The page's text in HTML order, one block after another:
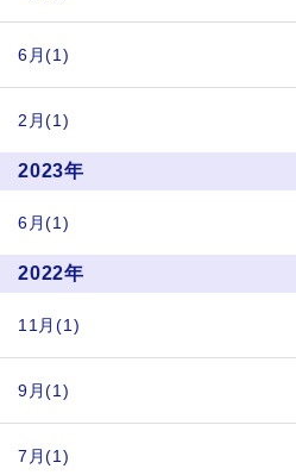
6月(1)
2月(1)
2023年
6月(1)
2022年
11月(1)
9月(1)
7月(1)